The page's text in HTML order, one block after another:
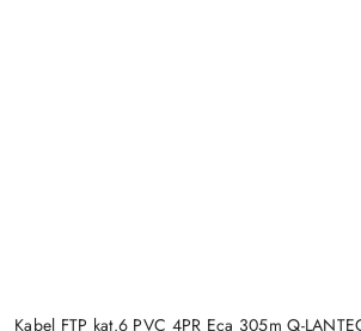
Kabel FTP kat.6 PVC 4PR Eca 305m Q-